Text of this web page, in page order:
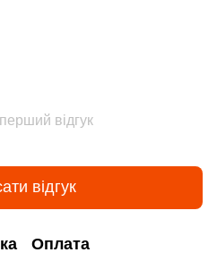
відгук
відгук
Оплата